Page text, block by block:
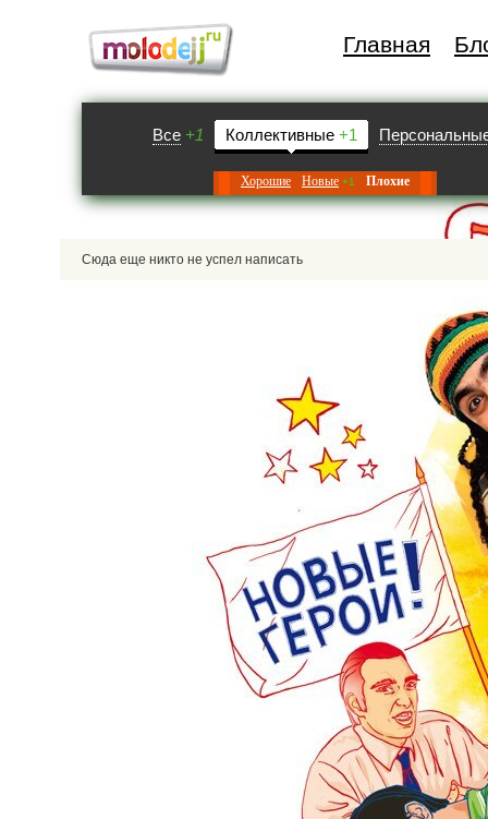
Главная
Все +1 Коллективные +1
Хорошие Новые +1 Плохие
Сюда еще никто не успел написать